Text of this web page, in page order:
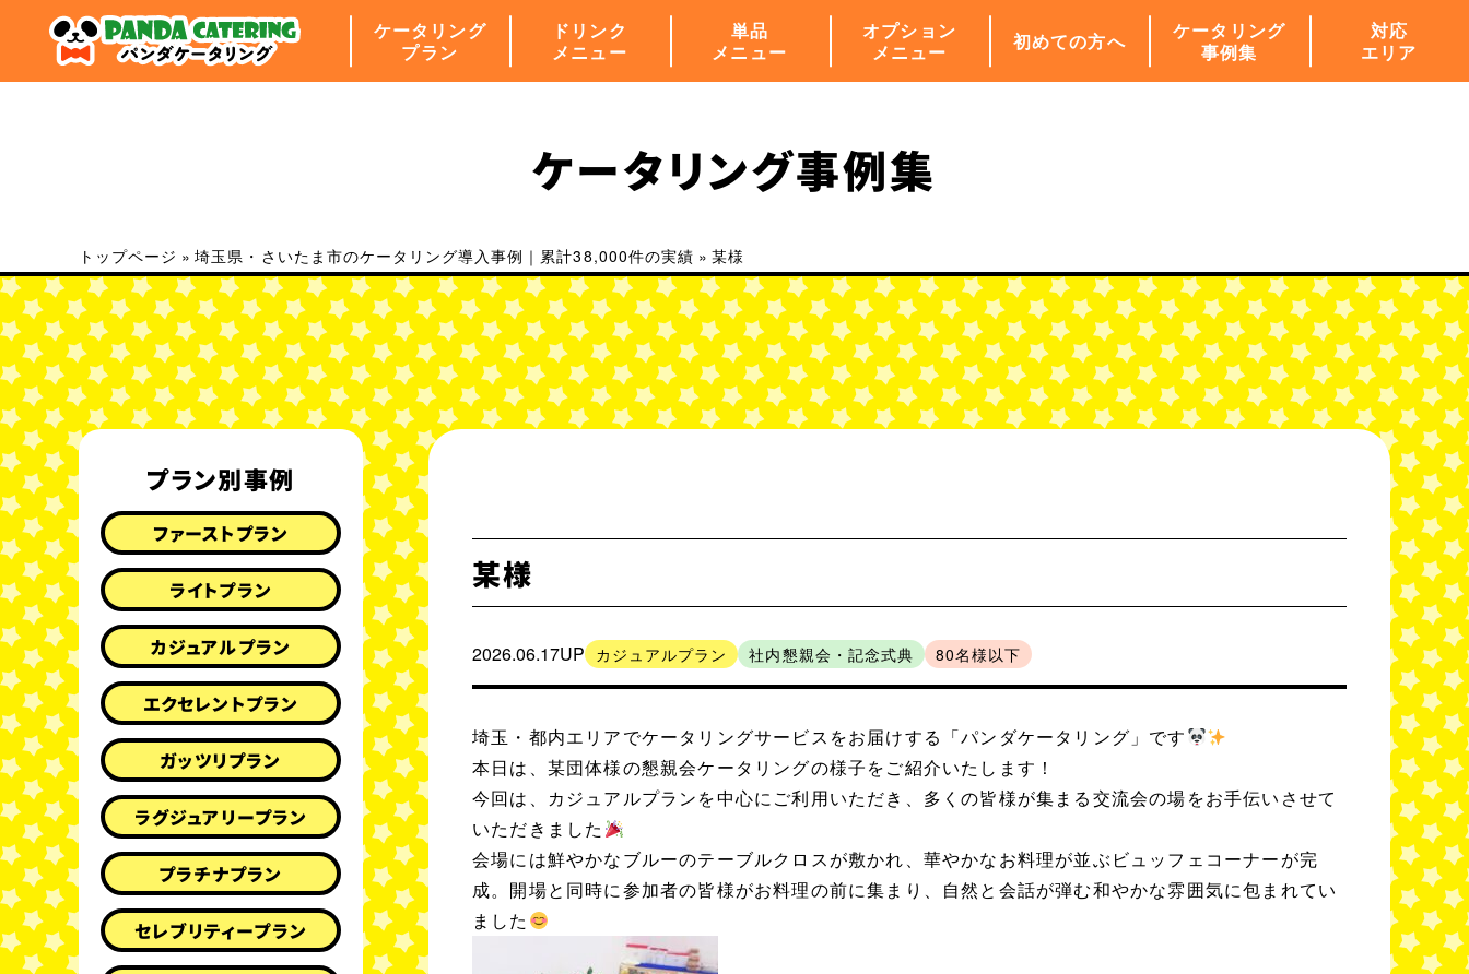
ケータリング
プラン
ドリンク
メニュー
単品
メニュー
オプション
メニュー
初めての方へ
ケータリング
事例集
対応
エリア
ケータリング事例集
トップページ »埼玉県・さいたま市のケータリング導入事例｜累計38,000件の実績 » 某様
プラン別事例
ファーストプラン
ライトプラン
カジュアルプラン
エクセレントプラン
ガッツリプラン
ラグジュアリープラン
プラチナプラン
セレブリティープラン
某様
2026.06.17UP カジュアルプラン 社内懇親会・記念式典 80名様以下
埼玉・都内エリアでケータリングサービスをお届けする「パンダケータリング」です
本日は、某団体様の懇親会ケータリングの様子をご紹介いたします！
今回は、カジュアルプランを中心にご利用いただき、多くの皆様が集まる交流会の場をお手伝いさせて
いただきました
会場には鮮やかなブルーのテーブルクロスが敷かれ、華やかなお料理が並ぶビュッフェコーナーが完
成。開場と同時に参加者の皆様がお料理の前に集まり、自然と会話が弾む和やかな雰囲気に包まれてい
ました